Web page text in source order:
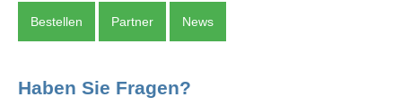
Bestellen Partner News
Haben Sie Fragen?